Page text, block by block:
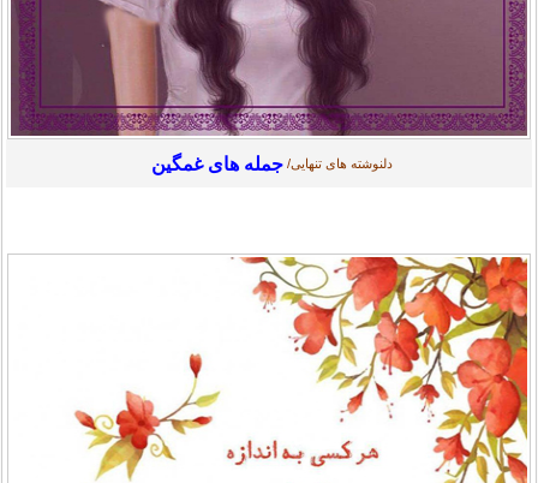
دلنوشته های تنهایی/جمله های غمگین